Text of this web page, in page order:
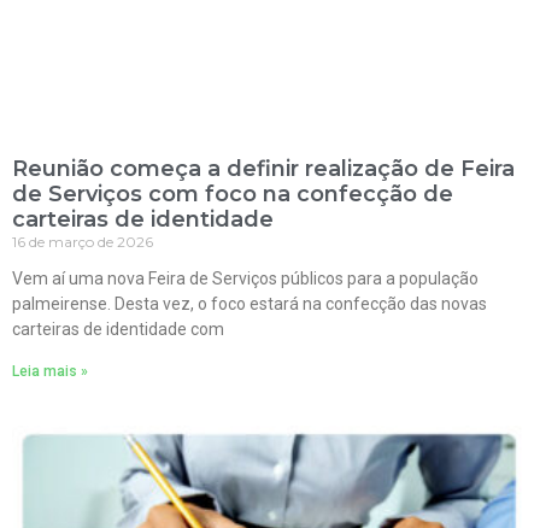
Reunião começa a definir realização de Feira
de Serviços com foco na confecção de
carteiras de identidade
16 de março de 2026
Vem aí uma nova Feira de Serviços públicos para a população
palmeirense. Desta vez, o foco estará na confecção das novas
carteiras de identidade com
Leia mais »